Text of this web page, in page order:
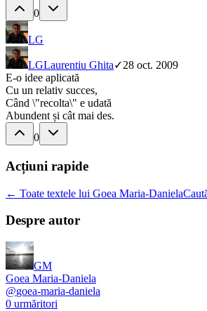
0
LG
LGLaurentiu Ghita✓28 oct. 2009
E-o idee aplicată
Cu un relativ succes,
Când \"recolta\" e udată
Abundent și cât mai des.
0
Acțiuni rapide
← Toate textele lui Goea Maria-Daniela
Despre autor
GM
Goea Maria-Daniela
@goea-maria-daniela
0 urmăritori